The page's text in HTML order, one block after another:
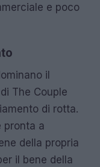
e poco
il
The Couple
di rotta.
pronta a
della propria
il bene della